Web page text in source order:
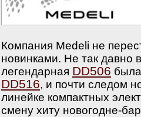
Компания Medeli не
новинками. Не так давно
легендарная DD506
DD516, и почти следом
линейке компактных
смену хиту новогодне-